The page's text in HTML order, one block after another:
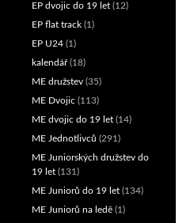
EP dvojic do 19 let (12)
EP flat track (1)
EP U24 (1)
kalendář(18)
ME družstev (35)
ME Dvojic (113)
ME dvojic do 19 let (14)
ME Jednotlivců (291)
ME Juniorských družstev do
19 let (131)
ME Juniorů do 19 let (134)
ME Juniorů na ledě (1)